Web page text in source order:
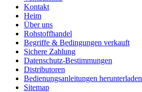
Kontakt
Heim
Über uns
Rohstoffhandel
Begriffe & Bedingungen verkauft
Sichere Zahlung
Datenschutz-Bestimmungen
Distributoren
Bedienungsanleitungen herunterladen
Sitemap